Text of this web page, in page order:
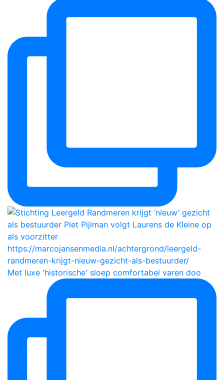
Met luxe 'historische' sloep comfortabel varen doo